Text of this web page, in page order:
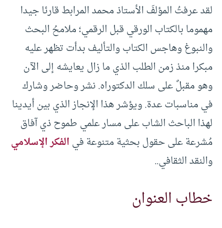
لقد عرفتُ المؤلفَ الأستاذ محمد المرابط قارئا جيدا
مهموما بالكتاب الورقي قبل الرقمي؛ ملامحُ البحث
والنبوغ وهاجس الكتاب والتأليف بدأت تظهر عليه
مبكرا منذ زمن الطلب الذي ما زال يعايشه إلى الآن
وهو مقبلٌ على سلك الدكتوراه. نشر وحاضر وشارك
في مناسبات عدة. ويؤشر هذا الإنجاز الذي بين أيدينا
لهذا الباحث الشاب على مسار علمي طموح ذي آفاق
مُشرعة على حقول بحثية متنوعة فيالفكر الإسلامي
والنقد الثقافي..
خطاب العنوان